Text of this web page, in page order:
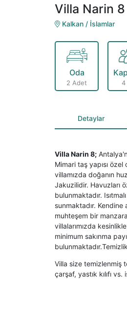
Villa Narin 8
Kalkan / İslamlar
Oda
2 Adet 4
Detaylar
Villa Narin 8;
Mimari taş yapısı
villamızda doğanın
Jakuzilidir. Havuzları
bulunmaktadır.
sunmaktadır. Kendine
muhteşem bir
villalarımızda
minimum sakınma
Villa size temizlenmiş
çarşaf, yastık kılıfı